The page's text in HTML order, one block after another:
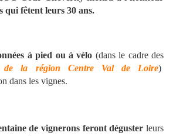
qui fêtent leurs 30 ans.
à pied ou à vélo (dans le cadre des
de la région Centre Val de Loire)
dans les vignes.
de vignerons feront déguster leurs